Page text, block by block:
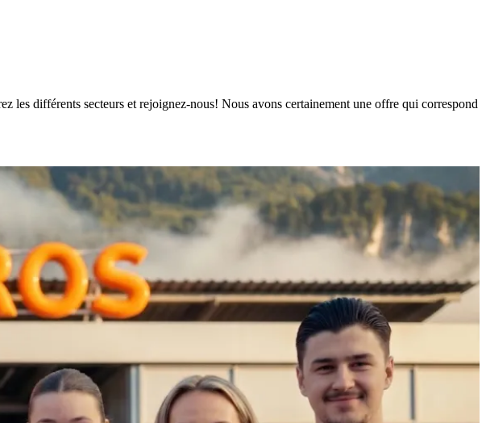
les différents secteurs et rejoignez-nous! Nous avons certainement une offre qui correspond